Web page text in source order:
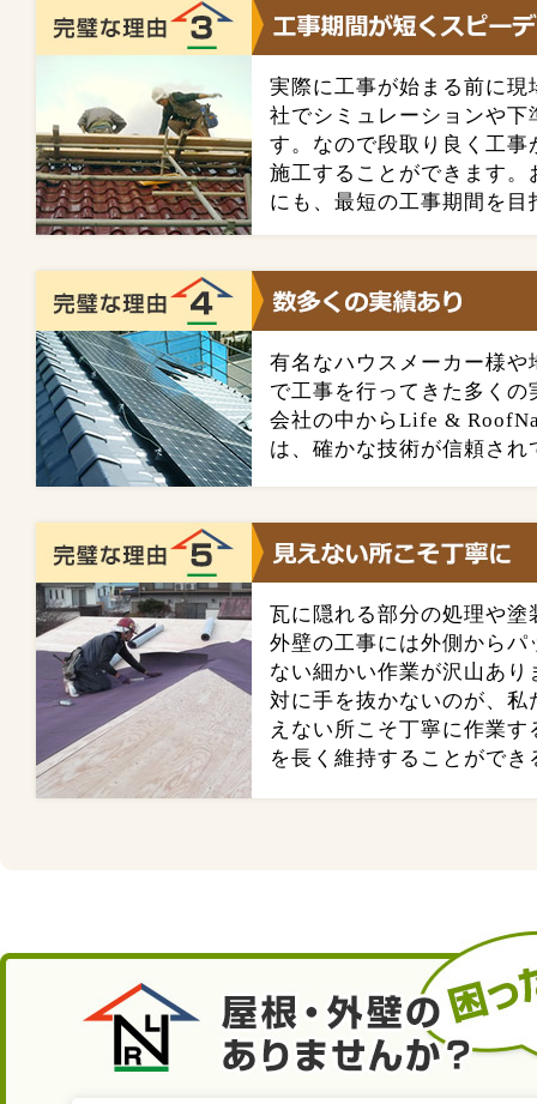
実際に工事が始まる前に
社でシミュレーションや
す。なので段取り良く工
施工することができます
にも、最短の工事期間を目
有名なハウスメーカー様
で工事を行ってきた多く
会社の中からLife &
は、確かな技術が信頼され
瓦に隠れる部分の処理や
外壁の工事には外側から
ない細かい作業が沢山あ
対に手を抜かないのが、
えない所こそ丁寧に作業
を長く維持することができ